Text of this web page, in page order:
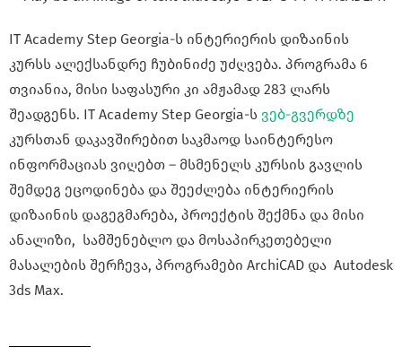
IT Academy Step Georgia-ს ინტერიერის დიზაინის
კურსს ალექსანდრე ჩუბინიძე უძღვება. პროგრამა 6
თვიანია, მისი საფასური კი ამჟამად 283 ლარს
შეადგენს. IT Academy Step Georgia-ს ვებ-გვერდზე
კურსთან დაკავშირებით საკმაოდ საინტერესო
ინფორმაციას ვიღებთ – მსმენელს კურსის გავლის
შემდეგ ეცოდინება და შეეძლება ინტერიერის
დიზაინის დაგეგმარება, პროექტის შექმნა და მისი
ანალიზი, სამშენებლო და მოსაპირკეთებელი
მასალების შერჩევა, პროგრამები ArchiCAD და Autodesk
3ds Max.